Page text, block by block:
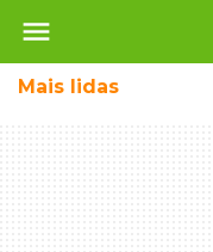
menu
Mais lidas